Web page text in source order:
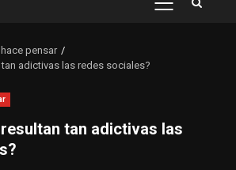
hace pensar
adictivas las redes sociales?
tan adictivas las